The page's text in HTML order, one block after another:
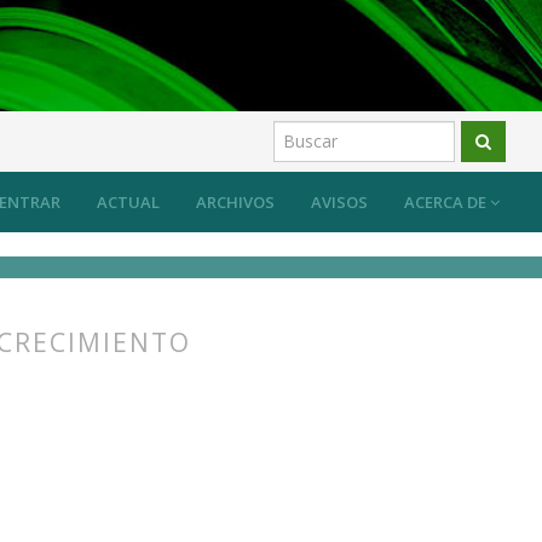
ACTUAL ARCHIVOS AVISOS ACERCA DE
ENTRAR
ecológica Artículos